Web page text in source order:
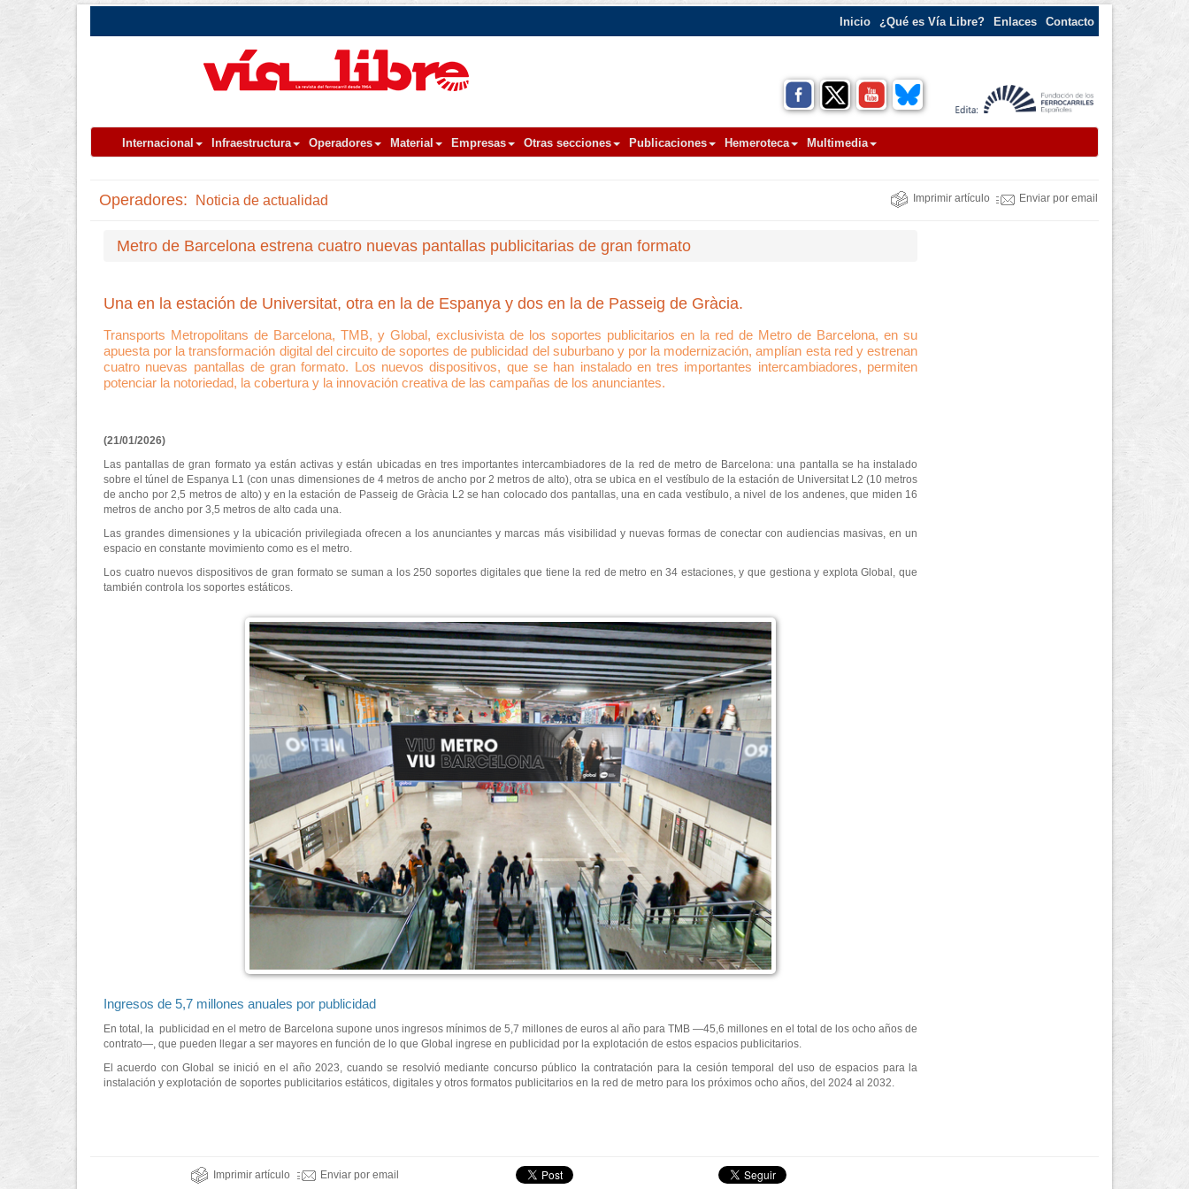
Inicio ¿Qué es Vía Libre? Enlaces Contacto
Internacional Infraestructura Operadores Material Empresas Otras secciones Publicaciones Hemeroteca Multimedia
Operadores: Noticia de actualidad Imprimir artículo Enviar por email
Metro de Barcelona estrena cuatro nuevas pantallas publicitarias de gran formato
Una en la estación de Universitat, otra en la de Espanya y dos en la de Passeig de Gràcia.
Transports Metropolitans de Barcelona, TMB, y Global, exclusivista de los soportes publicitarios en la red de Metro de Barcelona, en su
apuesta por la transformación digital del circuito de soportes de publicidad del suburbano y por la modernización, amplían esta red y estrenan
cuatro nuevas pantallas de gran formato. Los nuevos dispositivos, que se han instalado en tres importantes intercambiadores, permiten
potenciar la notoriedad, la cobertura y la innovación creativa de las campañas de los anunciantes.
(21/01/2026)
Las pantallas de gran formato ya están activas y están ubicadas en tres importantes intercambiadores de la red de metro de Barcelona: una pantalla se ha instalado
sobre el túnel de Espanya L1 (con unas dimensiones de 4 metros de ancho por 2 metros de alto), otra se ubica en el vestíbulo de la estación de Universitat L2 (10 metros
de ancho por 2,5 metros de alto) y en la estación de Passeig de Gràcia L2 se han colocado dos pantallas, una en cada vestíbulo, a nivel de los andenes, que miden 16
metros de ancho por 3,5 metros de alto cada una.
Las grandes dimensiones y la ubicación privilegiada ofrecen a los anunciantes y marcas más visibilidad y nuevas formas de conectar con audiencias masivas, en un
espacio en constante movimiento como es el metro.
Los cuatro nuevos dispositivos de gran formato se suman a los 250 soportes digitales que tiene la red de metro en 34 estaciones, y que gestiona y explota Global, que
también controla los soportes estáticos.
Ingresos de 5,7 millones anuales por publicidad
En total, la publicidad en el metro de Barcelona supone unos ingresos mínimos de 5,7 millones de euros al año para TMB —45,6 millones en el total de los ocho años de
contrato—, que pueden llegar a ser mayores en función de lo que Global ingrese en publicidad por la explotación de estos espacios publicitarios.
El acuerdo con Global se inició en el año 2023, cuando se resolvió mediante concurso público la contratación para la cesión temporal del uso de espacios para la
instalación y explotación de soportes publicitarios estáticos, digitales y otros formatos publicitarios en la red de metro para los próximos ocho años, del 2024 al 2032.
Imprimir artículo Enviar por email